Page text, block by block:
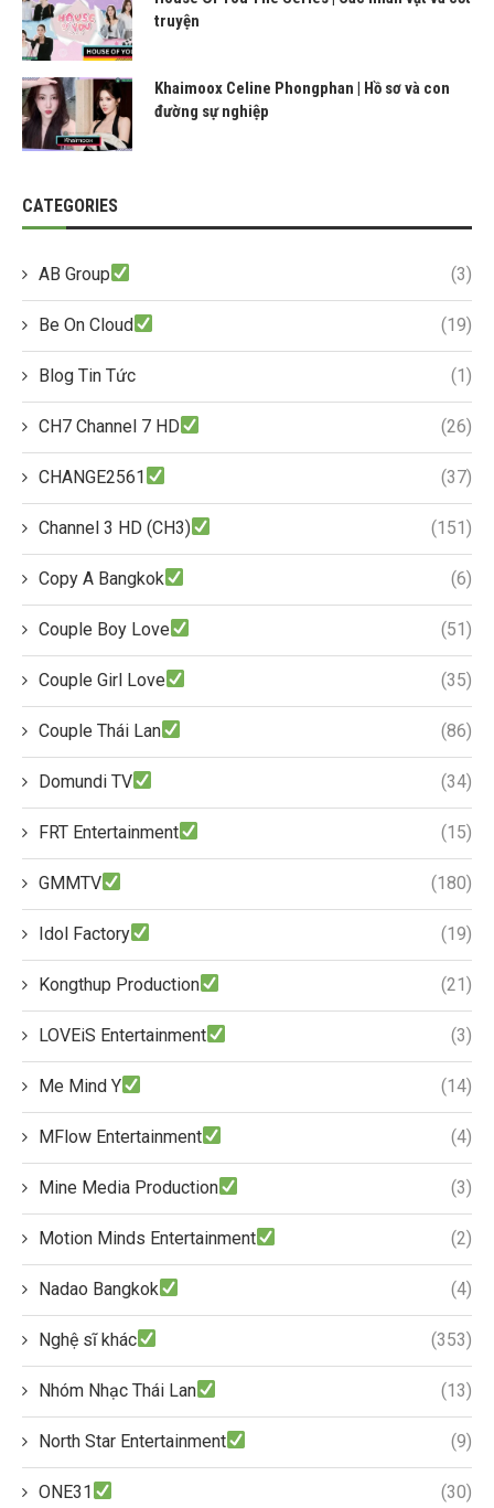
truyện
Khaimoox Celine Phongphan | Hồ sơ và con
đường sự nghiệp
CATEGORIES
AB Group (3)
Be On Cloud (19)
Blog Tin Tức (1)
CH7 Channel 7 HD (26)
CHANGE2561 (37)
Channel 3 HD (CH3) (151)
Copy A Bangkok (6)
Couple Boy Love (51)
Couple Girl Love (35)
Couple Thái Lan (86)
Domundi TV (34)
FRT Entertainment (15)
GMMTV (180)
Idol Factory (19)
Kongthup Production (21)
LOVEiS Entertainment (3)
Me Mind Y (14)
MFlow Entertainment (4)
Mine Media Production (3)
Motion Minds Entertainment (2)
Nadao Bangkok (4)
Nghệ sĩ khác (353)
Nhóm Nhạc Thái Lan (13)
North Star Entertainment (9)
ONE31 (30)